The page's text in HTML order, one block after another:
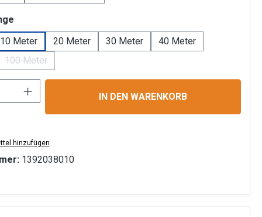
10 Meter
20 Meter 30 Meter
40 Meter
100 Meter
(Diese Option ist zurzeit nicht verfügbar.)
Gib den gewünschten Wert ein
IN DEN WARENKORB
hinzufügen
1392038010